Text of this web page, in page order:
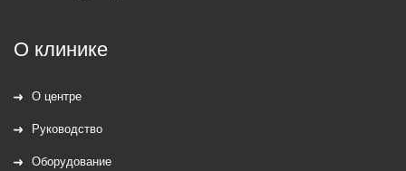
О клинике
О центре
Руководство
Оборудование